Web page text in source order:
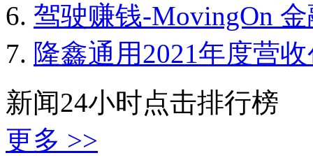
驾驶赚钱-MovingOn
隆鑫通用2021年度营
新闻24小时点击排行榜
更多 >>